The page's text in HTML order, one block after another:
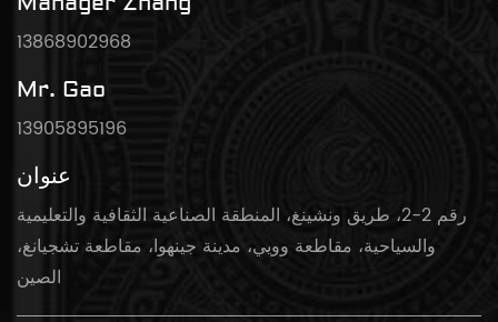
Manager Zhang
13868902968
Mr. Gao
13905895196
عنوان
رقم 2-2، طريق ونشينغ، المنطقة الصناعية الثقافية والتعليمية
والسياحية، مقاطعة وويي، مدينة جينهوا، مقاطعة تشجيانغ،
الصين